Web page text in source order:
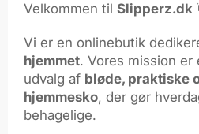
Velkommen til Slipperz.dk
Vi er en onlinebutik
hjemmet. Vores mission
udvalg af bløde, praktiske
hjemmesko, der gør
behagelige.